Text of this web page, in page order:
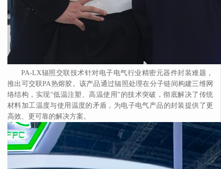
PA-LX辐照交联技术针对电子电气行业精密元器件封装难题，
推出可交联PA热熔胶。该产品通过辐照处理在分子链间构建三维网
络结构，实现“低温注塑、高温使用”的技术突破，彻底解决了传统
材料加工温度与使用温度的矛盾，为电子电气产品的封装提供了更
高效、更可靠的解决方案。